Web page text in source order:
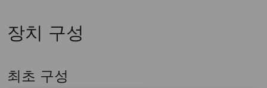
장치 구성
최초 구성